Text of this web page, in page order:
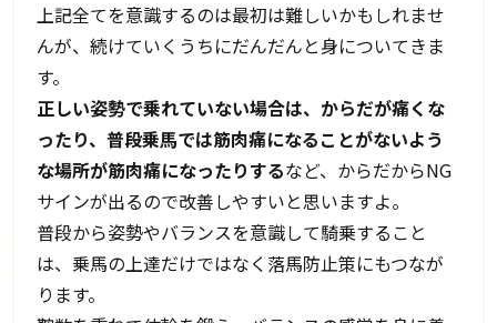
上記全てを意識するのは最初は難しいかもしれませ
んが、続けていくうちにだんだんと身についてきま
す。
正しい姿勢で乗れていない場合は、からだが痛くな
ったり、普段乗馬では筋肉痛になることがないよう
な場所が筋肉痛になったりするなど、からだからNG
サインが出るので改善しやすいと思いますよ。
普段から姿勢やバランスを意識して騎乗すること
は、乗馬の上達だけではなく落馬防止策にもつなが
ります。